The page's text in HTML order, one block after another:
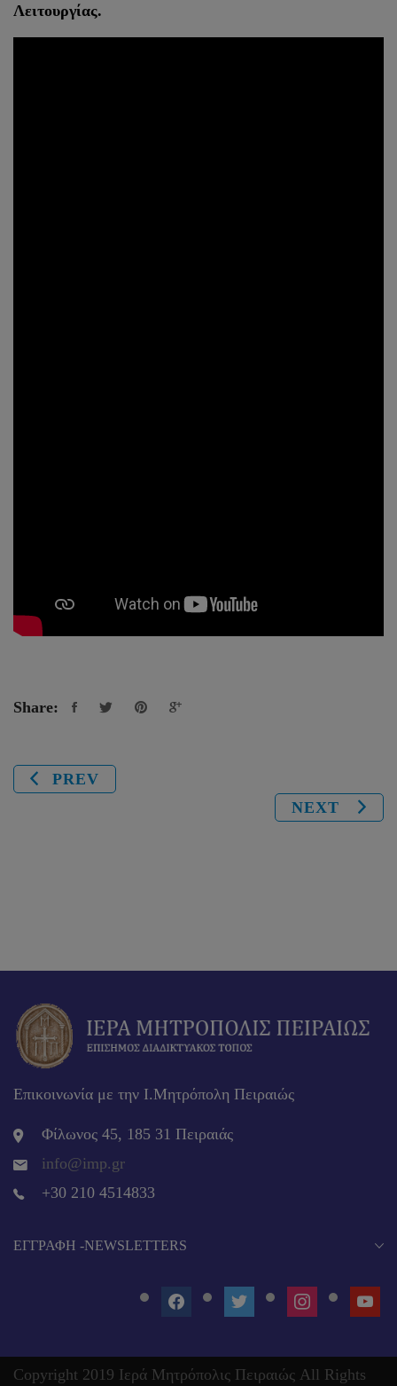
Λειτουργίας.
Share:
PREV
NEXT
Επικοινωνία με την Ι.Μητρόπολη Πειραιώς
Φίλωνος 45, 185 31 Πειραιάς
info@imp.gr
+30 210 4514833
EΓΓΡΑΦΉ -NEWSLETTERS
FACEBOOKTWITTER INSTAGRAM
Copyright 2019 Ιερά Μητρόπολις Πειραιώς All Rights